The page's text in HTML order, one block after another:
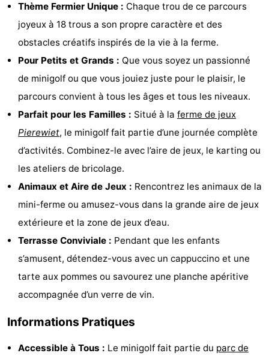
Cadzand-
Bad
Nieuwvliet-
Bad
Schoneveld
Strand
Resort
Nieuwvliet-
Bad
Waterdunen
Zeebad
Zonneweelde
Zwinhoeve
Hôtels
Last
minutes
Plages
Voir
faire
Lieux
d'intérêt
Musées
-
Monuments
-
Thème Fermier Unique : Chaque trou de ce parcours
joyeux à 18 trous a son propre caractère et des
obstacles créatifs inspirés de la vie à la ferme.
Pour Petits et Grands : Que vous soyez un passionné
de minigolf ou que vous jouiez juste pour le plaisir, le
parcours convient à tous les âges et tous les niveaux.
Parfait pour les Familles : Situé à la ferme de jeux
Pierewiet, le minigolf fait partie d’une journée complète
d’activités. Combinez-le avec l’aire de jeux, le karting ou
les ateliers de bricolage.
Animaux et Aire de Jeux : Rencontrez les animaux de la
mini-ferme ou amusez-vous dans la grande aire de jeux
extérieure et la zone de jeux d’eau.
Terrasse Conviviale : Pendant que les enfants
s’amusent, détendez-vous avec un cappuccino et une
tarte aux pommes ou savourez une planche apéritive
accompagnée d’un verre de vin.
Informations Pratiques
Accessible à Tous : Le minigolf fait partie du parc de